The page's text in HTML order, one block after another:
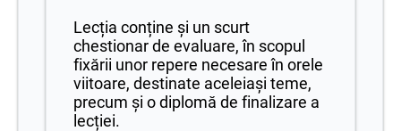
Lecția conține și un scurt
chestionar de evaluare, în scopul
fixării unor repere necesare în orele
viitoare, destinate aceleiași teme,
precum și o diplomă de finalizare a
lecției.